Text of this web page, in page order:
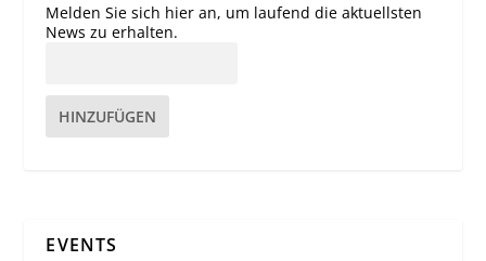
Melden Sie sich hier an, um laufend die aktuellsten
News zu erhalten.
HINZUFÜGEN
EVENTS